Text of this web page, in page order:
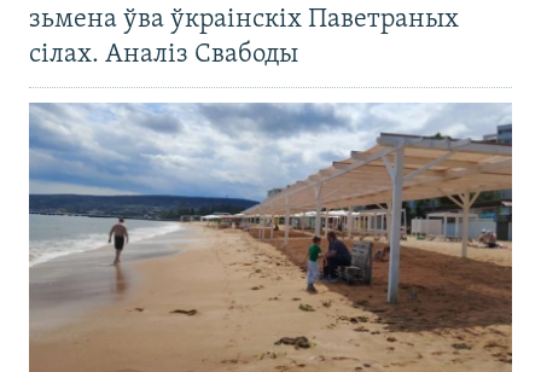
зьмена ўва ўкраінскіх Паветраных
сілах. Аналіз Свабоды